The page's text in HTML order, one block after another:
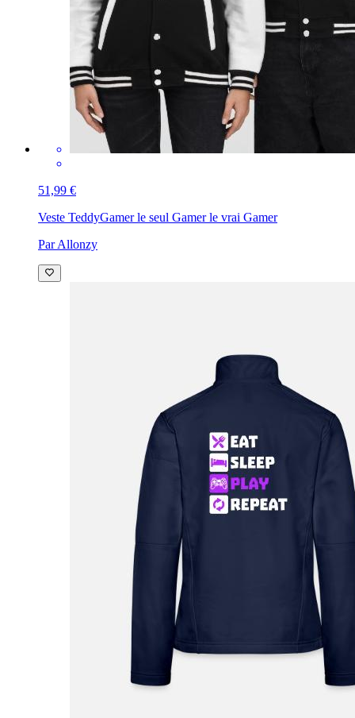
51,99 €
Veste TeddyGamer le seul Gamer le vrai Gamer
Par Allonzy